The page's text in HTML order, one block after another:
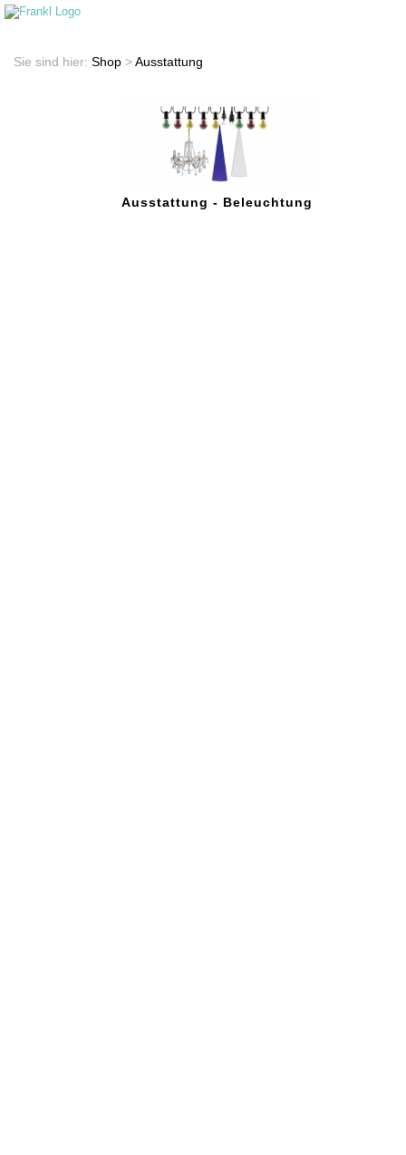
Sie sind hier: Shop >Ausstattung
Ausstattung - Beleuchtung